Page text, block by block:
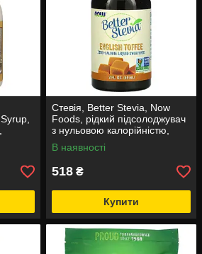
Стевія, Better Stevia, Now
Foods, рідкий підсолоджувач
з нульовою калорійністю,
смак англійського ірису, 59
мл
В наявності
518 ₴
Купити